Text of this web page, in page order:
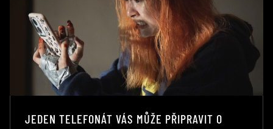
JEDEN TELEFONÁT VÁS MŮŽE PŘIPRAVIT O